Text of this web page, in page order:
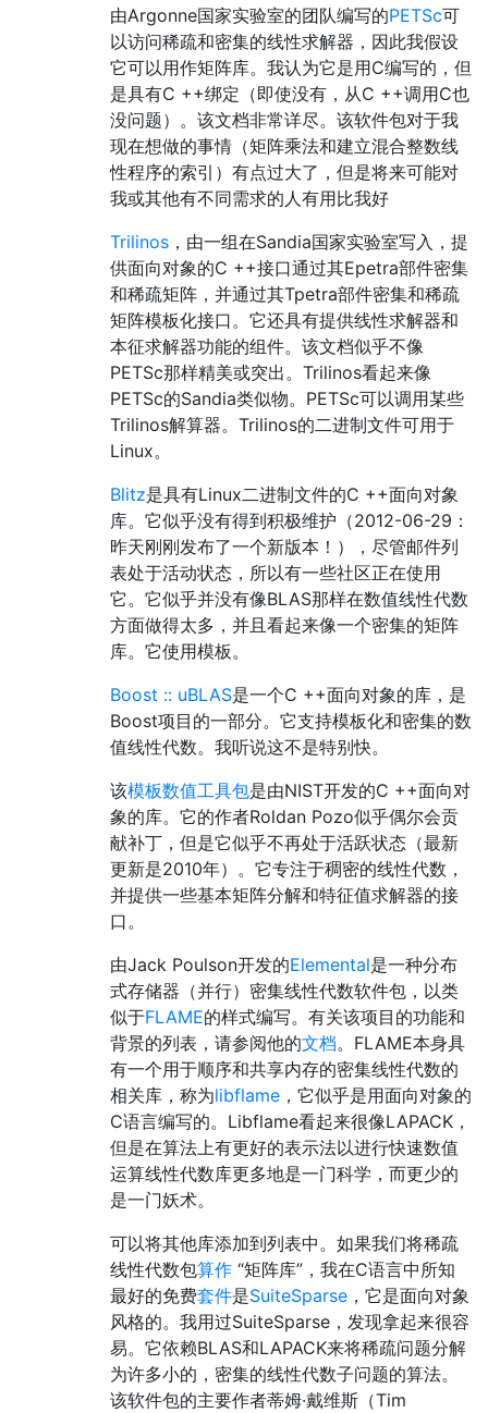
由Argonne国家实验室的团队编写的PETSc可
以访问稀疏和密集的线性求解器，因此我假设
它可以用作矩阵库。我认为它是用C编写的，但
是具有C ++绑定（即使没有，从C ++调用C也
没问题）。该文档非常详尽。该软件包对于我
现在想做的事情（矩阵乘法和建立混合整数线
性程序的索引）有点过大了，但是将来可能对
我或其他有不同需求的人有用比我好
Trilinos ，由一组在Sandia国家实验室写入，提
供面向对象的C ++接口通过其Epetra部件密集
和稀疏矩阵，并通过其Tpetra部件密集和稀疏
矩阵模板化接口。它还具有提供线性求解器和
本征求解器功能的组件。该文档似乎不像
PETSc那样精美或突出。Trilinos看起来像
PETSc的Sandia类似物。PETSc可以调用某些
Trilinos解算器。Trilinos的二进制文件可用于
Linux。
Blitz是具有Linux二进制文件的C ++面向对象
库。它似乎没有得到积极维护（2012-06-29：
昨天刚刚发布了一个新版本！），尽管邮件列
表处于活动状态，所以有一些社区正在使用
它。它似乎并没有像BLAS那样在数值线性代数
方面做得太多，并且看起来像一个密集的矩阵
库。它使用模板。
Boost :: uBLAS是一个C ++面向对象的库，是
Boost项目的一部分。它支持模板化和密集的数
值线性代数。我听说这不是特别快。
该模板数值工具包是由NIST开发的C ++面向对
象的库。它的作者Roldan Pozo似乎偶尔会贡
献补丁，但是它似乎不再处于活跃状态（最新
更新是2010年）。它专注于稠密的线性代数，
并提供一些基本矩阵分解和特征值求解器的接
口。
由Jack Poulson开发的Elemental是一种分布
式存储器（并行）密集线性代数软件包，以类
似于FLAME的样式编写。有关该项目的功能和
背景的列表，请参阅他的文档。FLAME本身具
有一个用于顺序和共享内存的密集线性代数的
相关库，称为libflame ，它似乎是用面向对象的
C语言编写的。Libflame看起来很像LAPACK，
但是在算法上有更好的表示法以进行快速数值
运算线性代数库更多地是一门科学，而更少的
是一门妖术。
可以将其他库添加到列表中。如果我们将稀疏
线性代数包算作 “矩阵库”，我在C语言中所知
最好的免费套件是SuiteSparse ，它是面向对象
风格的。我用过SuiteSparse，发现拿起来很容
易。它依赖BLAS和LAPACK来将稀疏问题分解
为许多小的，密集的线性代数子问题的算法。
该软件包的主要作者蒂姆·戴维斯（Tim